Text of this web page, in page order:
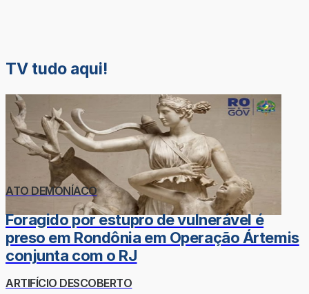
TV tudo aqui!
ATO DEMONÍACO
Foragido por estupro de vulnerável é
preso em Rondônia em Operação Ártemis
conjunta com o RJ
ARTIFÍCIO DESCOBERTO